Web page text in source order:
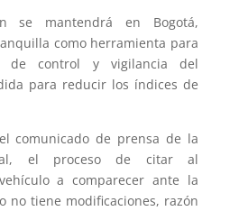
se mantendrá en Bogotá,
como herramienta para
de control y vigilancia del
para reducir los índices de
comunicado de prensa de la
el proceso de citar al
a comparecer ante la
no tiene modificaciones, razón